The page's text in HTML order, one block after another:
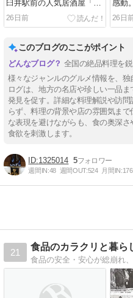
臼井駅前の人気居酒屋「旬
菜魚 五十嵐」で創作料理と
海鮮を楽しんで、巻き寿司
26日前
感動
烹
うな重
26日
このブログのここがポイント
全国の絶品料理を
様々なジャンルのグルメ情報を、
ログは、地方の名店や珍しい一品
発見を促す。詳細な料理解説や訪
らず、料理の背景や店の雰囲気ま
な表現を避けながらも、食の奥深
食欲を刺激します。
1325014 5
週間IN:48 週間OUT:524 月間IN:176
21
食品のカラクリと暮ら